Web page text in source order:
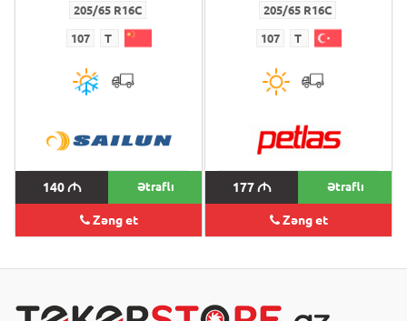
205/65 R16C
107 T
140M Ətraflı
Zəng et
205/65 R16C
107 T
177M Ətraflı
Zəng et